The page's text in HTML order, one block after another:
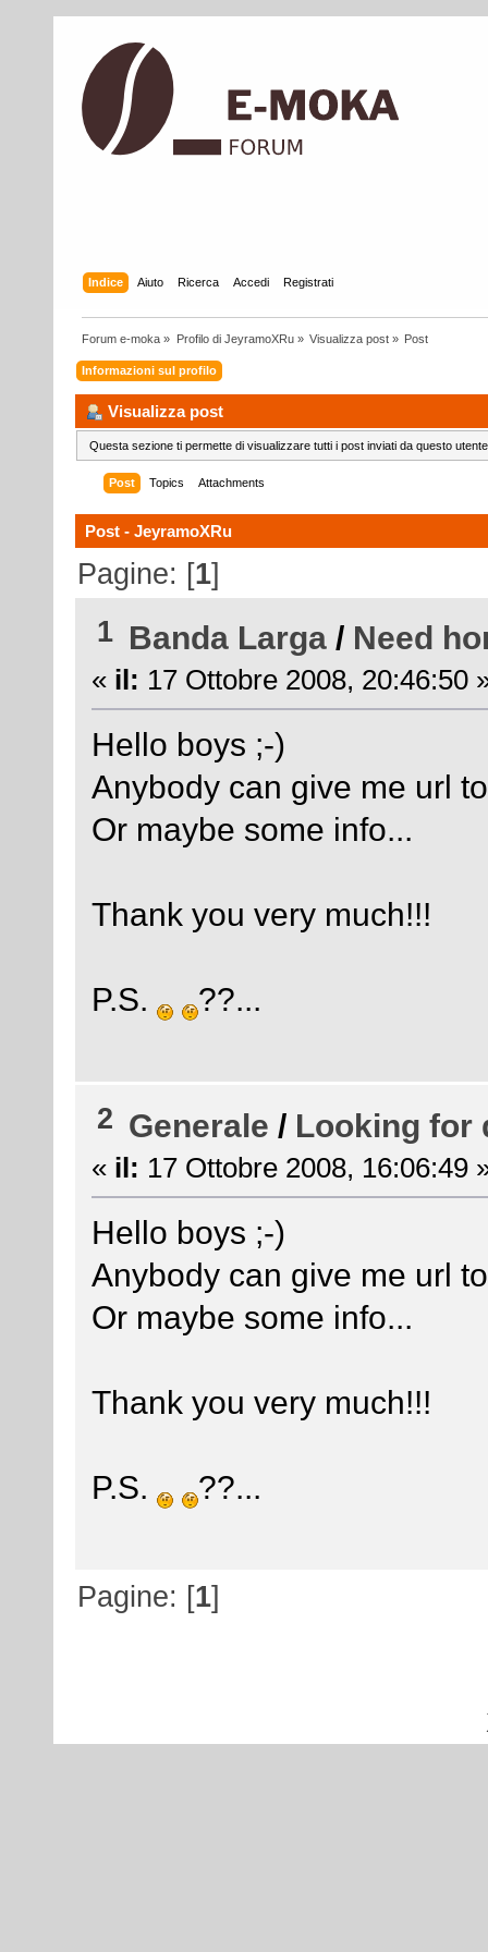
Indice Aiuto Ricerca Accedi Registrati
Forum e-moka » Profilo di JeyramoXRu» Visualizza post» Post
Informazioni sul profilo
Visualizza post
Questa sezione ti permette di visualizzare tutti i post inviati da questo
Post Topics Attachments
Post - JeyramoXRu
Pagine: [1]
1 Banda Larga / Need
« il: 17 Ottobre 2008, 20:46:50
Hello boys ;-)
Anybody can give me url
Or maybe some info...
Thank you very much!!!
P.S. ??...
2 Generale / Looking for
« il: 17 Ottobre 2008, 16:06:49
Hello boys ;-)
Anybody can give me url
Or maybe some info...
Thank you very much!!!
P.S. ??...
Pagine: [1]